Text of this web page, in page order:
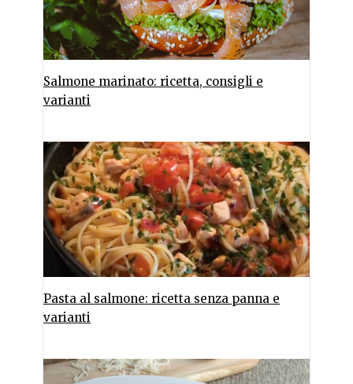
Salmone marinato: ricetta, consigli e
varianti
Pasta al salmone: ricetta senza panna e
varianti